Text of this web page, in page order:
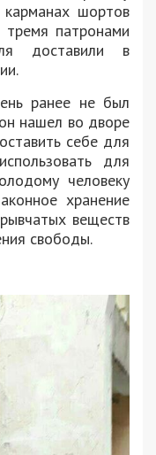
шортов
патронами
доставили в
ранее не был
нашел во дворе
себе для
для
человеку
хранение
веществ
свободы.